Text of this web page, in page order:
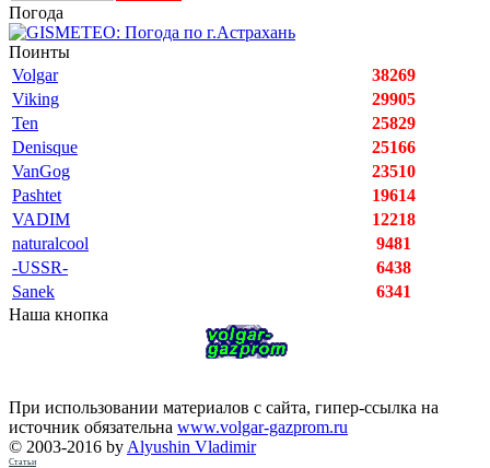
Погода
Поинты
Volgar
38269
Viking
29905
Ten
25829
Denisque
25166
VanGog
23510
Pashtet
19614
VADIM
12218
naturalcool
9481
-USSR-
6438
Sanek
6341
Наша кнопка
При использовании материалов с сайта, гипер-ссылка на
источник обязательна www.volgar-gazprom.ru
© 2003-2016 by Alyushin Vladimir
Статьи